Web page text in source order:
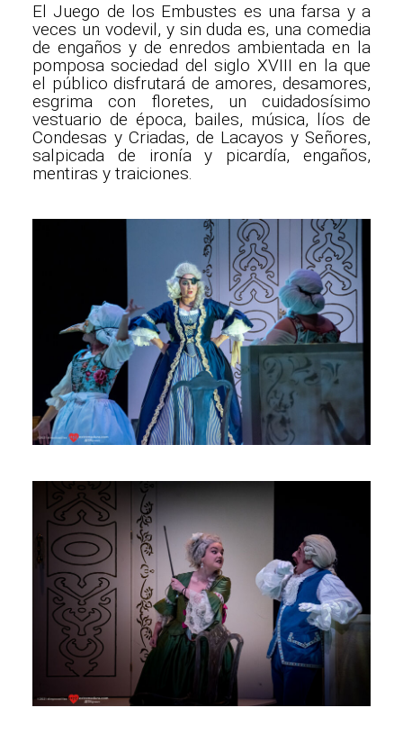
El Juego de los Embustes es una farsa y a
veces un vodevil, y sin duda es, una comedia
de engaños y de enredos ambientada en la
pomposa sociedad del siglo XVIII en la que
el público disfrutará de amores, desamores,
esgrima con floretes, un cuidadosísimo
vestuario de época, bailes, música, líos de
Condesas y Criadas, de Lacayos y Señores,
salpicada de ironía y picardía, engaños,
mentiras y traiciones.